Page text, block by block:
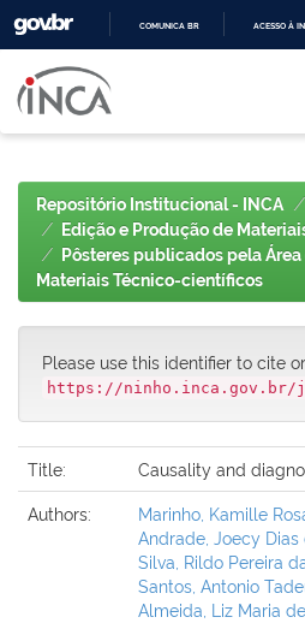
COMUNICA BR ACESSO À
navigation
Repositório Institucional - INCA
Edição e Produção de
Pôsteres publicados pela
Materiais Técnico-científicos
Please use this identifier to cite
https://ninho.inca.gov.br/
Title:
Causality and
Authors:
Marinho, Kamille
Andrade, Joecy Dias
Silva, Rildo Pereira
Santos, Antonio
Almeida, Liz Maria de